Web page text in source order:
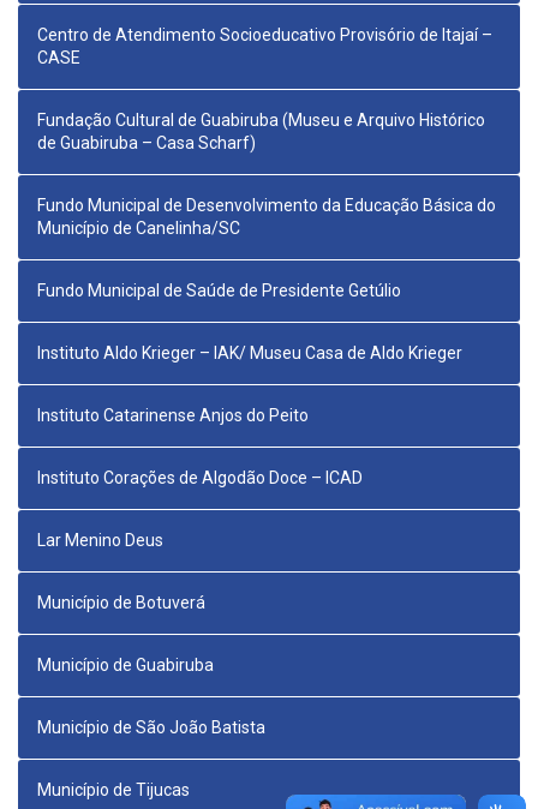
Centro de Atendimento Socioeducativo Provisório de Itajaí –
CASE
Fundação Cultural de Guabiruba (Museu e Arquivo Histórico
de Guabiruba – Casa Scharf)
Fundo Municipal de Desenvolvimento da Educação Básica do
Município de Canelinha/SC
Fundo Municipal de Saúde de Presidente Getúlio
Instituto Aldo Krieger – IAK/ Museu Casa de Aldo Krieger
Instituto Catarinense Anjos do Peito
Instituto Corações de Algodão Doce – ICAD
Lar Menino Deus
Município de Botuverá
Município de Guabiruba
Município de São João Batista
Município de Tijucas